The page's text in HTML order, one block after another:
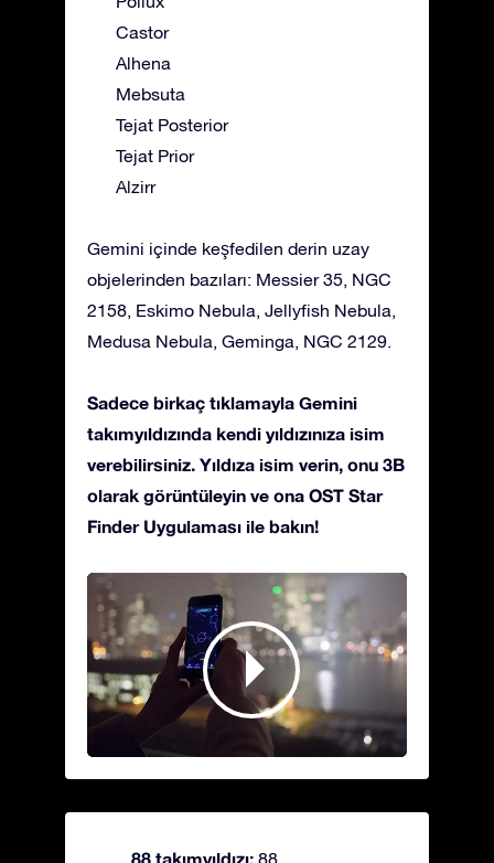
Castor
Alhena
Mebsuta
Tejat Posterior
Tejat Prior
Alzirr
Gemini içinde keşfedilen derin uzay
objelerinden bazıları: Messier 35, NGC
2158, Eskimo Nebula, Jellyfish Nebula,
Medusa Nebula, Geminga, NGC 2129.
Sadece birkaç tıklamayla Gemini
takımyıldızında kendi yıldızınıza isim
verebilirsiniz. Yıldıza isim verin, onu 3B
olarak görüntüleyin ve ona OST Star
Finder Uygulaması ile bakın!
88 takımyıldızı: 88